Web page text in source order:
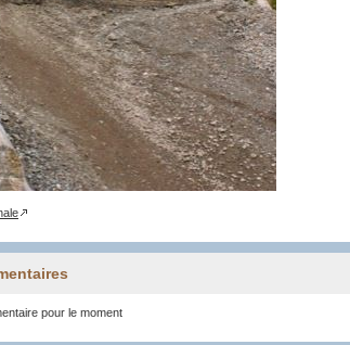
pour le moment